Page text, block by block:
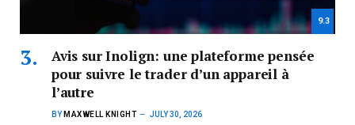
9.3
Avis sur Inolign: une plateforme pensée
pour suivre le trader d’un appareil à
l’autre
BY MAXWELL KNIGHT JULY 30, 2026